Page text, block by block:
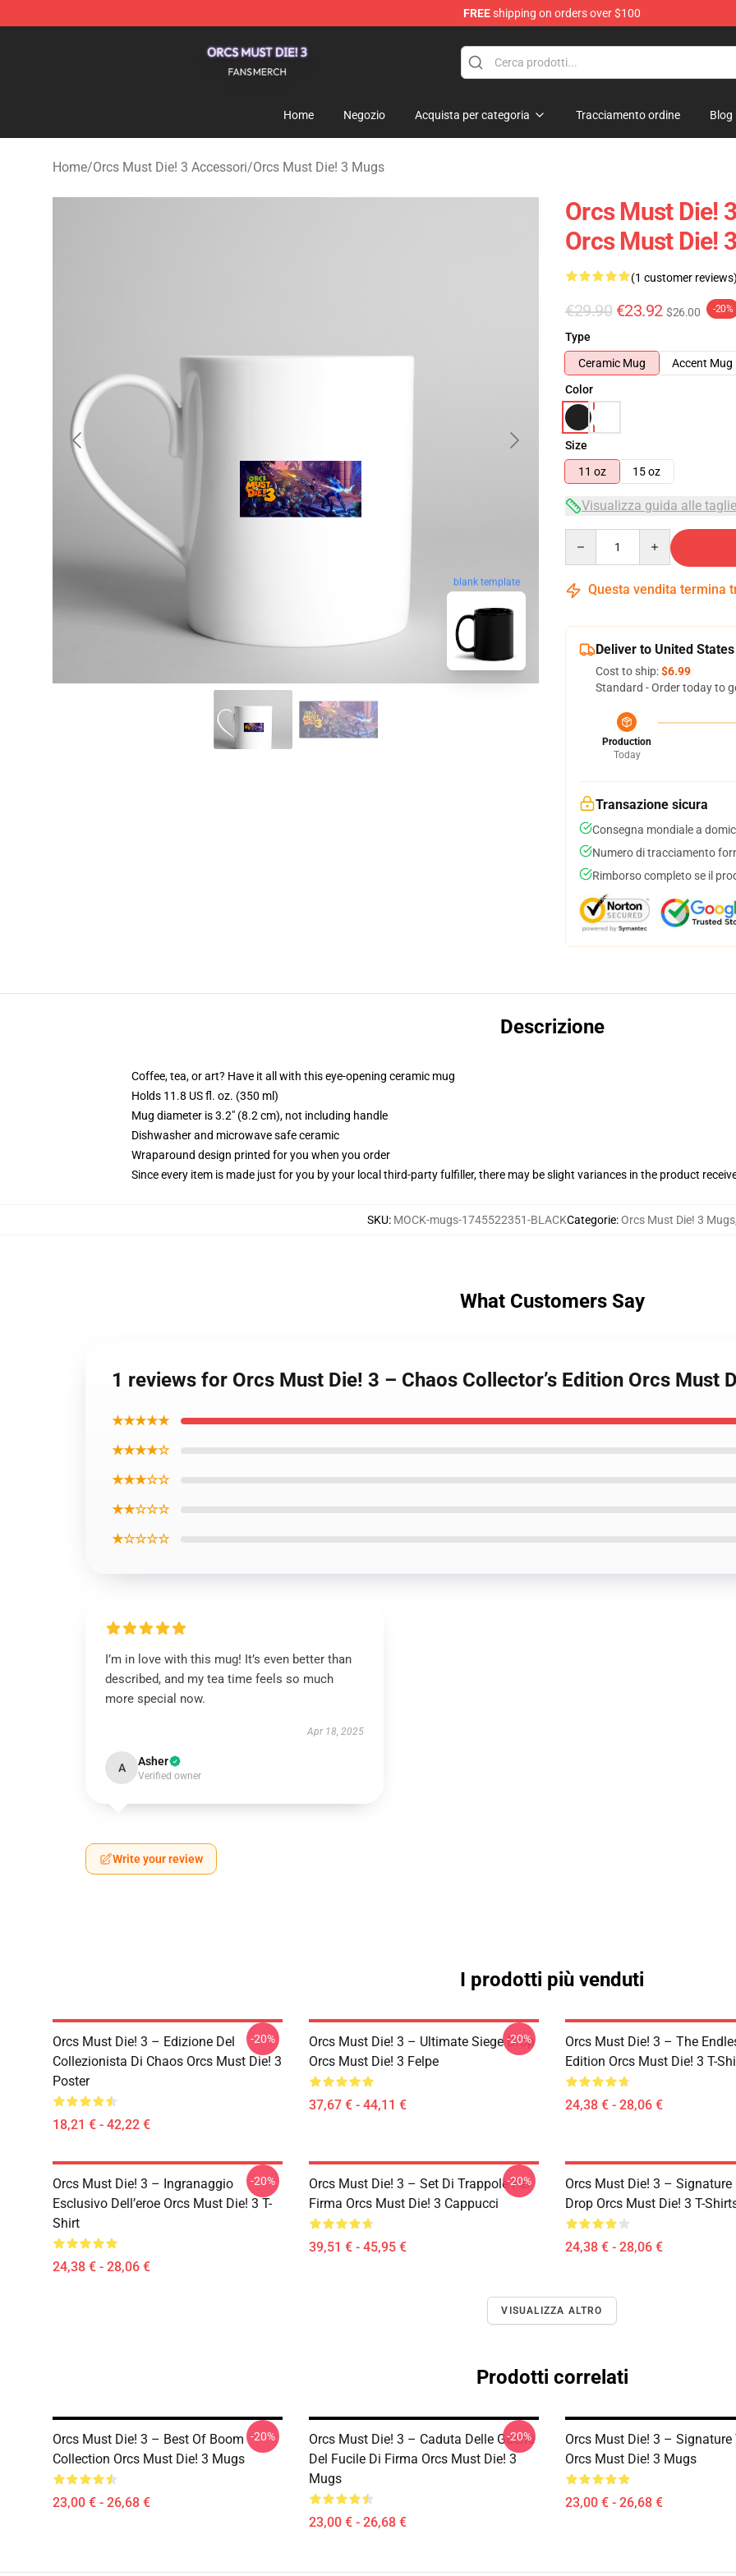
FREEshipping on orders over $100
Home Negozio Acquista per categoria Tracciamento ordine Blog
Home/Orcs Must Die! 3 Accessori/Orcs Must Die! 3 Mugs
blank template
Orcs Must Die!
Orcs Must Die!
(1 customer reviews)
€29.90 €23.92 $26.00 -20%
Type
Ceramic Mug
Accent Mug
Color
Size
11 oz
15 oz
Visualizza guida alle taglie
Questa vendita termina
Deliver to United States
Cost to ship:$6.99
Standard - Order today to
Production
Today
Transazione sicura
Consegna mondiale a
Numero di tracciamento
Rimborso completo se il
Descrizione
Coffee, tea, or art? Have it all with this eye-opening ceramic mug
Holds 11.8 US fl. oz. (350 ml)
Mug diameter is 3.2" (8.2 cm), not including handle
Dishwasher and microwave safe ceramic
Wraparound design printed for you when you order
Since every item is made just for you by your local third-party fulfiller, there may be slight variances in the product
SKU: MOCK-mugs-1745522351-BLACKCategorie:Orcs Must Die! 3 Mugs,
What Customers Say
1 reviews for Orcs Must Die! 3 – Chaos Collector’s Edition Orcs Must
★★★★★
★★★★☆
★★★☆☆
★★☆☆☆
★☆☆☆☆
I’m in love with this mug! It’s even better than
described, and my tea time feels so much
more special now.
Apr 18, 2025
A Asher
Verified owner
Write your review
I prodotti più venduti
Orcs Must Die! 3 – Edizione Del
Collezionista Di Chaos Orcs Must Die! 3
Poster
18,21 € - 42,22 €
-20%
Orcs Must Die! 3 – Ultimate Siege Drop
Orcs Must Die! 3 Felpe
37,67 € - 44,11 €
-20%
Orcs Must Die! 3 – The
Edition Orcs Must Die! 3 T-
24,38 € - 28,06 €
Orcs Must Die! 3 – Ingranaggio
Esclusivo Dell’eroe Orcs Must Die! 3 T-
Shirt
24,38 € - 28,06 €
-20%
Orcs Must Die! 3 – Set Di Trappole Per
Firma Orcs Must Die! 3 Cappucci
39,51 € - 45,95 €
-20%
Orcs Must Die! 3 – Signature
Drop Orcs Must Die! 3 T-
24,38 € - 28,06 €
VISUALIZZA ALTRO
Prodotti correlati
Orcs Must Die! 3 – Best Of Boom
Collection Orcs Must Die! 3 Mugs
23,00 € - 26,68 €
-20%
Orcs Must Die! 3 – Caduta Delle Guerre
Del Fucile Di Firma Orcs Must Die! 3
Mugs
23,00 € - 26,68 €
-20%
Orcs Must Die! 3 – Signature
Orcs Must Die! 3 Mugs
23,00 € - 26,68 €